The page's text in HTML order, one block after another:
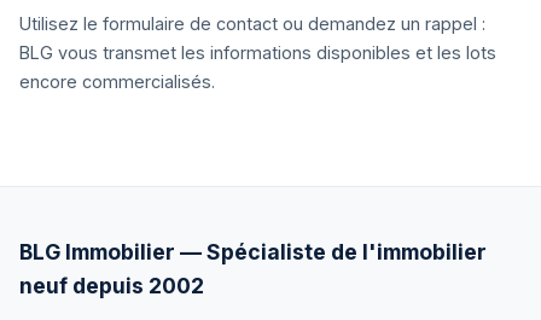
Utilisez le formulaire de contact ou demandez un rappel :
BLG vous transmet les informations disponibles et les lots
encore commercialisés.
BLG Immobilier — Spécialiste de l'immobilier
neuf depuis 2002